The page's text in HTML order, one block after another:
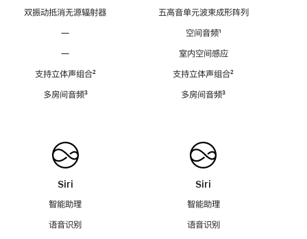
双振动抵消无源辐射器
—
—
支持立体声组合脚
²
多房间音频脚
³
Siri
智能助理
语音识别
五高音单元波束成形阵列
空间音频脚
¹
室内空间感应
支持立体声组合脚
²
多房间音频脚
³
Siri
智能助理
语音识别